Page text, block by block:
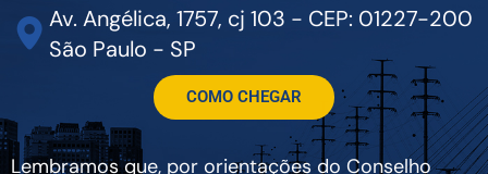
Av. Angélica, 1757, cj 103 - CEP: 01227-200
São Paulo - SP
COMO CHEGAR
Lembramos que, por orientações do Conselho